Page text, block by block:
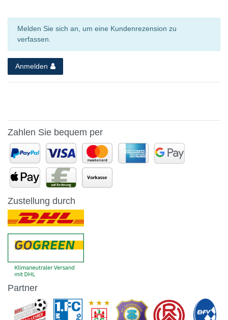
Melden Sie sich an, um eine Kundenrezension zu
verfassen.
Anmelden
Zahlen Sie bequem per
Zustellung durch
Partner